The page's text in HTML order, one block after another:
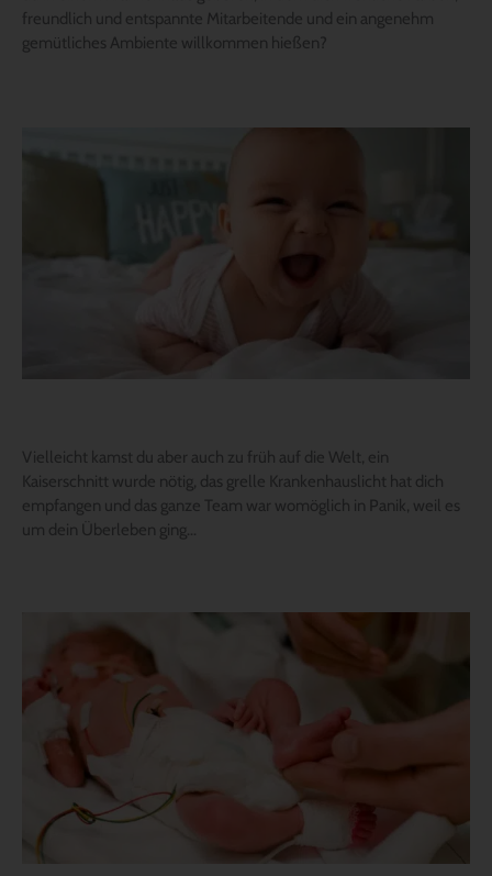
freundlich und entspannte Mitarbeitende und ein angenehm
gemütliches Ambiente willkommen hießen?
Vielleicht kamst du aber auch zu früh auf die Welt, ein
Kaiserschnitt wurde nötig, das grelle Krankenhauslicht hat dich
empfangen und das ganze Team war womöglich in Panik, weil es
um dein Überleben ging…